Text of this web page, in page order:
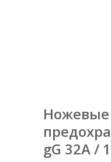
Ножевые
gG 32A /